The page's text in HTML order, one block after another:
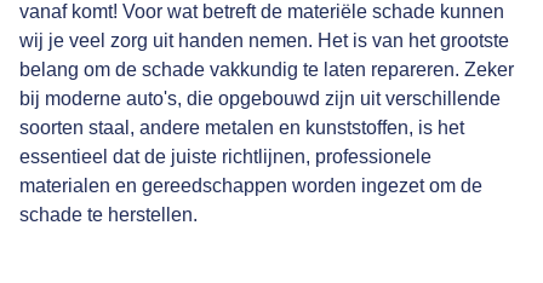
vanaf komt! Voor wat betreft de materiële schade kunnen
wij je veel zorg uit handen nemen. Het is van het grootste
belang om de schade vakkundig te laten repareren. Zeker
bij moderne auto's, die opgebouwd zijn uit verschillende
soorten staal, andere metalen en kunststoffen, is het
essentieel dat de juiste richtlijnen, professionele
materialen en gereedschappen worden ingezet om de
schade te herstellen.